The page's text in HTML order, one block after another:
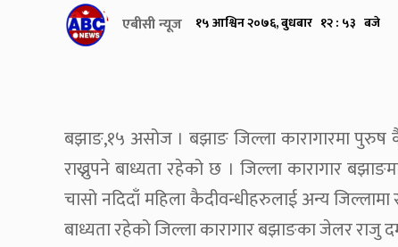
एबीसी न्यूज १५ आश्विन २०७६, बुधबार १२ : ५३ बजे
बझाङ,१५ असोज । बझाङ जिल्ला कारागारमा पुरुष
राख्नुपने बाध्यता रहेको छ । जिल्ला कारागार
चासो नदिदाँ महिला कैदीवन्धीहरुलाई अन्य
बाध्यता रहेको जिल्ला कारागार बझाङका जेलर राजु